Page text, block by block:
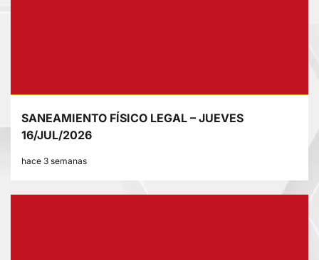
SANEAMIENTO FÍSICO LEGAL – JUEVES
16/JUL/2026
hace 3 semanas